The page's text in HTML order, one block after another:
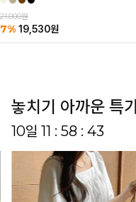
21,000원
7% 19,530원
놓치기 아까운 특
10일 11 : 58 : 39